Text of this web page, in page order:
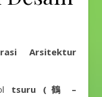
Arsitektur
tsuru (鶴 –